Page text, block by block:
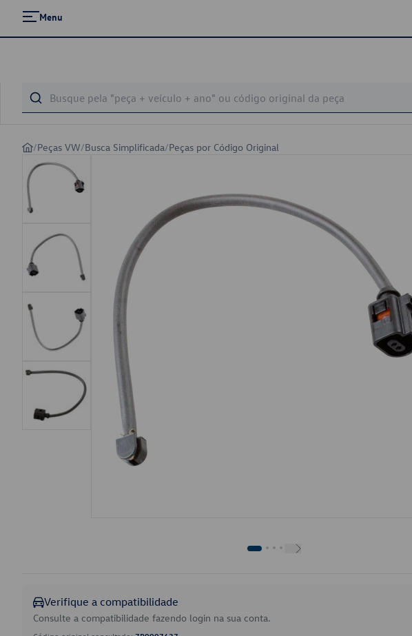
Menu
/Peças VW/Busca Simplificada/Peças por Código Original
Verifique a compatibilidade
Consulte a compatibilidade fazendo login na sua conta.